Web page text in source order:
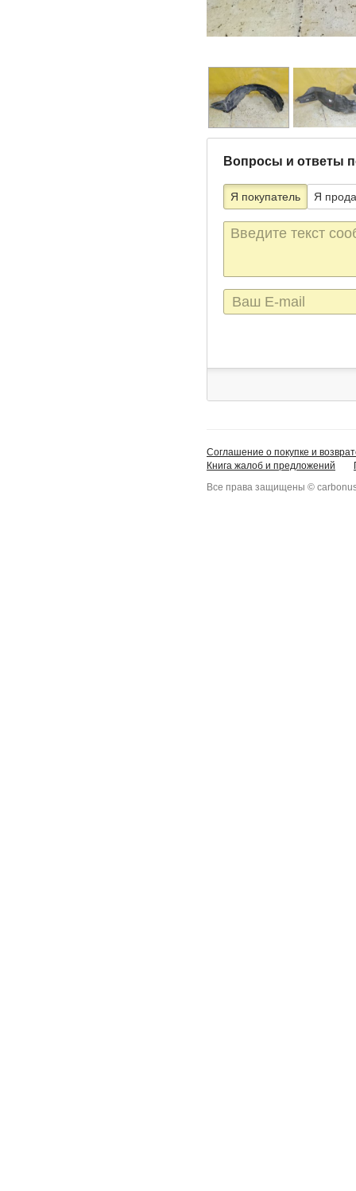
Вопросы и ответы
Я покупатель Я
Текст
сообщения
E-
mail
Соглашение о покупке и
Книга жалоб и предложений
Все права защищены ©